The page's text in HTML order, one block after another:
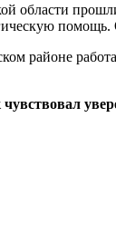
области
помощь.
районе